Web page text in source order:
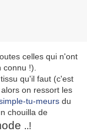
celles qui n'ont
!).
qu'il faut (c'est
on ressort les
tu-meurs du
chouilla de
..!